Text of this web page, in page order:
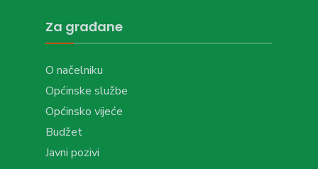
Za građane
O načelniku
Općinske službe
Općinsko vijeće
Budžet
Javni pozivi